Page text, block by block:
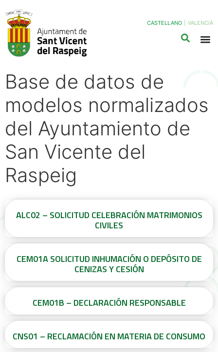
CASTELLANO VALENCIÀ
Base de datos de
modelos normalizados
del Ayuntamiento de
San Vicente del
Raspeig
ALC02 – SOLICITUD CELEBRACIÓN MATRIMONIOS
CIVILES
CEM01A SOLICITUD INHUMACIÓN O DEPÓSITO DE
CENIZAS Y CESIÓN
CEM01B – DECLARACIÓN RESPONSABLE
CNS01 – RECLAMACIÓN EN MATERIA DE CONSUMO